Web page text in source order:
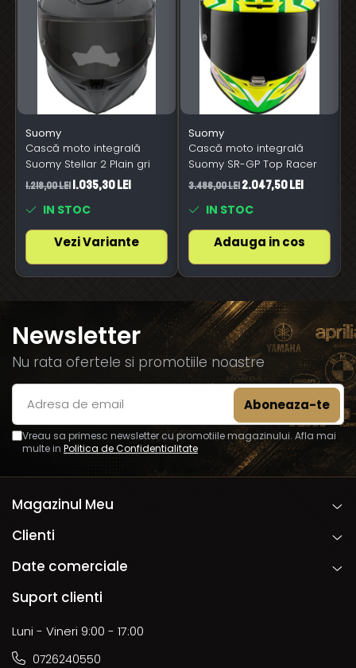
Suomy
Cască moto integrală
Suomy Stellar 2 Plain gri
1.218,00 Lei1.035,30 Lei
IN STOC
Vezi Variante
Suomy
Cască moto integrală
Suomy SR-GP Top Racer
3.486,00 Lei2.047,50 Lei
IN STOC
Adauga in cos
Newsletter
Nu rata ofertele si promotiile noastre
Vreau sa primesc newsletter cu promotiile magazinului. Afla mai
multe in Politica de Confidentialitate
Magazinul Meu
Clienti
Date comerciale
Suport clienti
Luni - Vineri 9:00 - 17:00
0726240550